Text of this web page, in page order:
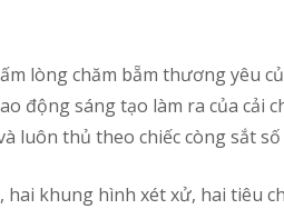
lòng chăm bẵm thương yêu
động sáng tạo làm ra của cải
luôn thủ theo chiếc còng sắt số
khung hình xét xử, hai tiêu